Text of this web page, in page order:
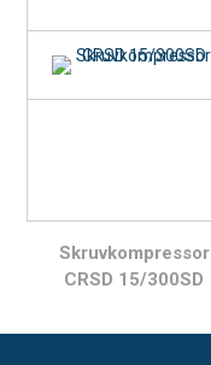
Skruvkompressor
CRSD 15/300SD